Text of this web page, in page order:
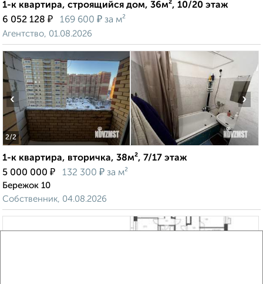
1-к квартира, строящийся дом, 36м², 10/20 этаж
6 052 128 ₽ 169 600 ₽ за м²
Агентство, 01.08.2026
2/2
‹ ›
1-к квартира, вторичка, 38м², 7/17 этаж
5 000 000 ₽ 132 300 ₽ за м²
Бережок 10
Собственник, 04.08.2026